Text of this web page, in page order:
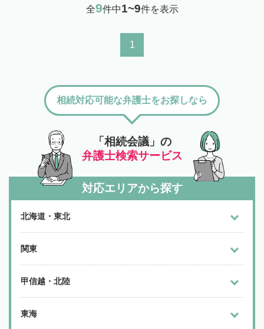
全9件中1~9件を表示
1
「相続会議」の
弁護士検索サービス
相続対応可能な弁護士をお探しなら
対応エリアから探す
北海道・東北
関東
甲信越・北陸
東海